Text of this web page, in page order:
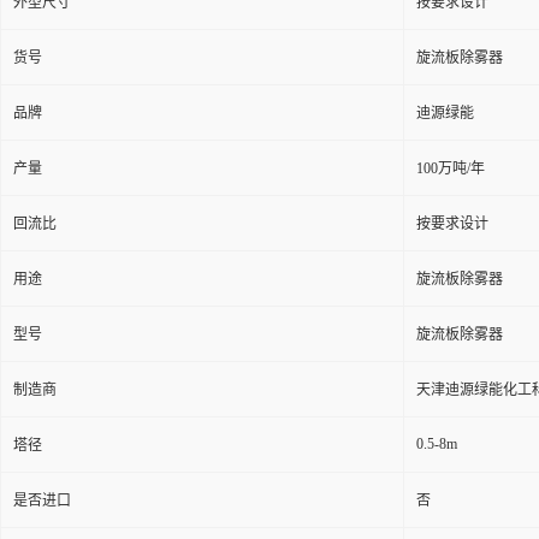
货号 旋流板除雾器
品牌 迪源绿能
产量 100万吨/年
回流比 按要求设计
用途 旋流板除雾器
型号 旋流板除雾器
制造商 天津迪源绿能化工
塔径 0.5-8m
是否进口 否